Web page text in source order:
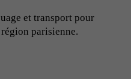
et transport pour
parisienne.